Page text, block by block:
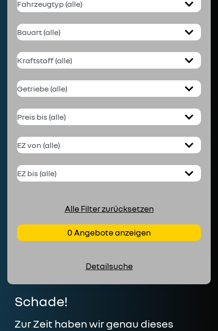
Alle Filter zurücksetzen
0 Angebote anzeigen
Detailsuche
Schade!
Zur Zeit haben wir genau dieses